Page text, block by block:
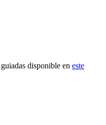
disponible en este